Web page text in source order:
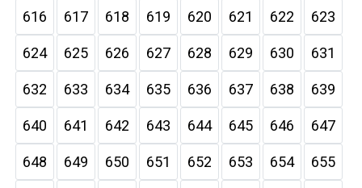
616 617 618 619 620 621 622 623
624 625 626 627 628 629 630 631
632 633 634 635 636 637 638 639
640 641 642 643 644 645 646 647
648 649 650 651 652 653 654 655